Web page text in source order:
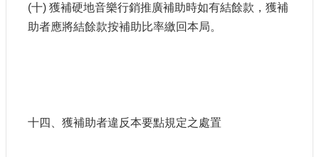
(十) 獲補硬地音樂行銷推廣補助時如有結餘款，獲補
助者應將結餘款按補助比率繳回本局。
十四、獲補助者違反本要點規定之處置